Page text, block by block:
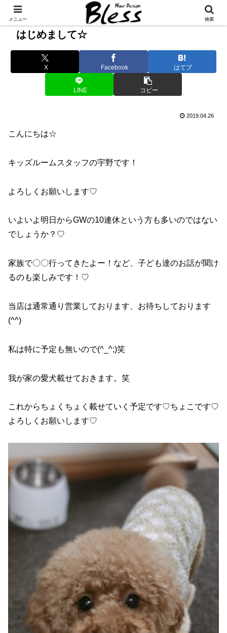
はじめまして☆
X Facebook はてブ
LINE コピー
2019.04.26
こんにちは☆
キッズルームスタッフの宇野です！
よろしくお願いします♡
いよいよ明日からGWの10連休という方も多いのではない
でしょうか？♡
家族で〇〇行ってきたよー！など、子ども達のお話が聞け
るのも楽しみです！♡
当店は通常通り営業しております、お待ちしております
(^^)
私は特に予定も無いので(^_^;)笑
我が家の愛犬載せておきます。笑
これからちょくちょく載せていく予定です♡ちょこです♡
よろしくお願いします♡
メニュー 検索